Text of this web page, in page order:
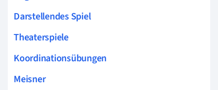
Darstellendes Spiel
Theaterspiele
Koordinationsübungen
Meisner